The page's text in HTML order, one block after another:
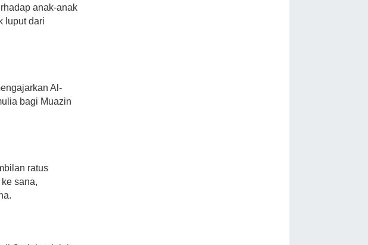
anak-anak
luput dari
Al-
bagi Muazin
ratus
sana,